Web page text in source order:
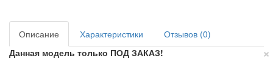
Описание Характеристики
Отзывов (0)
Данная модель только ПОД ЗАКАЗ!
×